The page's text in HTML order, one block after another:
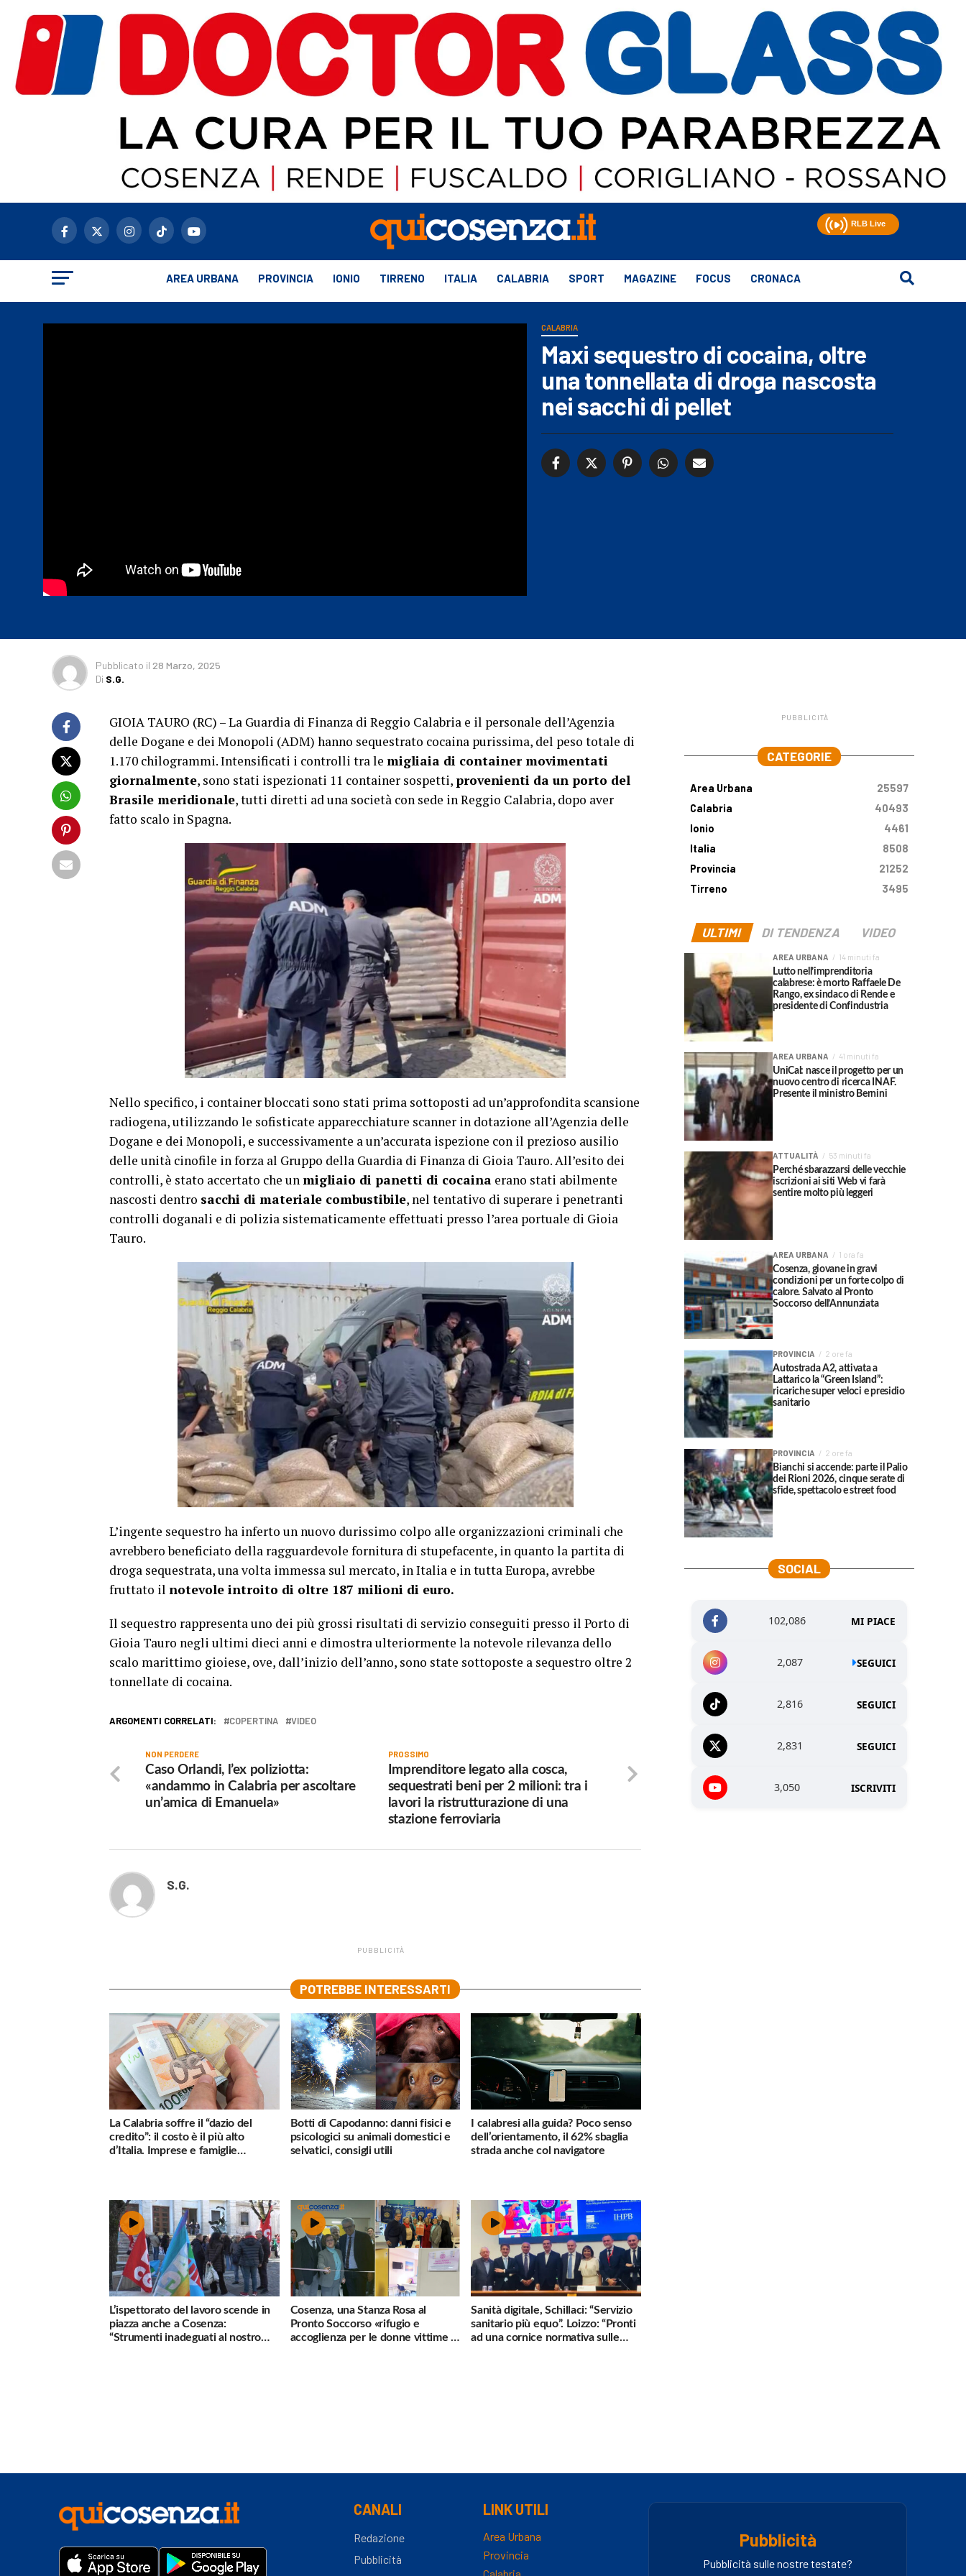
AREA URBANA PROVINCIA IONIO TIRRENO ITALIA CALABRIA SPORT MAGAZINE FOCUS CRONACA
CALABRIA
Maxi sequestro di cocaina, oltre
una tonnellata di droga nascosta
nei sacchi di pellet
Pubblicato il 28 Marzo, 2025
Di S.G.
GIOIA TAURO (RC) – La Guardia di Finanza di Reggio Calabria e il personale dell’Agenzia
delle Dogane e dei Monopoli (ADM) hanno sequestrato cocaina purissima, del peso totale di
1.170 chilogrammi. Intensificati i controlli tra le migliaia di container movimentati
giornalmente, sono stati ispezionati 11 container sospetti, provenienti da un porto del
Brasile meridionale, tutti diretti ad una società con sede in Reggio Calabria, dopo aver
fatto scalo in Spagna.
Nello specifico, i container bloccati sono stati prima sottoposti ad un’approfondita scansione
radiogena, utilizzando le sofisticate apparecchiature scanner in dotazione all’Agenzia delle
Dogane e dei Monopoli, e successivamente a un’accurata ispezione con il prezioso ausilio
delle unità cinofile in forza al Gruppo della Guardia di Finanza di Gioia Tauro. All’esito dei
controlli, è stato accertato che unmigliaio di panetti di cocaina erano stati abilmente
nascosti dentro sacchi di materiale combustibile, nel tentativo di superare i penetranti
controlli doganali e di polizia sistematicamente effettuati presso l’area portuale di Gioia
Tauro.
L’ingente sequestro ha inferto un nuovo durissimo colpo alle organizzazioni criminali che
avrebbero beneficiato della ragguardevole fornitura di stupefacente, in quanto la partita di
droga sequestrata, una volta immessa sul mercato, in Italia e in tutta Europa, avrebbe
fruttato il notevole introito di oltre 187 milioni di euro.
Il sequestro rappresenta uno dei più grossi risultati di servizio conseguiti presso il Porto di
Gioia Tauro negli ultimi dieci anni e dimostra ulteriormente la notevole rilevanza dello
scalo marittimo gioiese, ove, dall’inizio dell’anno, sono state sottoposte a sequestro oltre 2
tonnellate di cocaina.
ARGOMENTI CORRELATI: COPERTINA VIDEO
PROSSIMO
Imprenditore legato alla cosca,
sequestrati beni per 2 milioni: tra i
lavori la ristrutturazione di una
stazione ferroviaria
NON PERDERE
Caso Orlandi, l’ex poliziotta:
«andammo in Calabria per ascoltare
un’amica di Emanuela»
S.G.
PUBBLICITÀ
POTREBBE INTERESSARTI
La Calabria soffre il “dazio del
credito”: il costo è il più alto
d’Italia. Imprese e famiglie
Botti di Capodanno: danni fisici e
psicologici su animali domestici e
selvatici, consigli utili
I calabresi alla guida? Poco senso
dell’orientamento, il 62% sbaglia
strada anche col navigatore
L’ispettorato del lavoro scende in
piazza anche a Cosenza:
“Strumenti inadeguati al nostro
Cosenza, una Stanza Rosa al
Pronto Soccorso «rifugio e
accoglienza per le donne vittime di
Sanità digitale, Schillaci: “Servizio
sanitario più equo”. Loizzo: “Pronti
ad una cornice normativa sulle
PUBBLICITÀ
CATEGORIE
Area Urbana
25597
Calabria
40493
Ionio
4461
Italia
8508
Provincia
21252
Tirreno
3495
ULTIMI DI TENDENZA VIDEO
AREA URBANA 14 minuti fa
Lutto nell’imprenditoria
calabrese: è morto Raffaele De
Rango, ex sindaco di Rende e
presidente di Confindustria
AREA URBANA 41 minuti fa
UniCal: nasce il progetto per un
nuovo centro di ricerca INAF.
Presente il ministro Bernini
ATTUALITÀ 53 minuti fa
Perché sbarazzarsi delle vecchie
iscrizioni ai siti Web vi farà
sentire molto più leggeri
AREA URBANA 1 ora fa
Cosenza, giovane in gravi
condizioni per un forte colpo di
calore. Salvato al Pronto
Soccorso dell’Annunziata
PROVINCIA 2 ore fa
Autostrada A2, attivata a
Lattarico la “Green Island”:
ricariche super veloci e presidio
sanitario
PROVINCIA 2 ore fa
Bianchi si accende: parte il Palio
dei Rioni 2026, cinque serate di
sfide, spettacolo e street food
SOCIAL
102,086 MI PIACE
2,087 SEGUICI
2,816 SEGUICI
2,831 SEGUICI
3,050 ISCRIVITI
CANALI
Redazione
Pubblicità
LINK UTILI
Area Urbana
Provincia
Pubblicità
Pubblicità sulle nostre testate?